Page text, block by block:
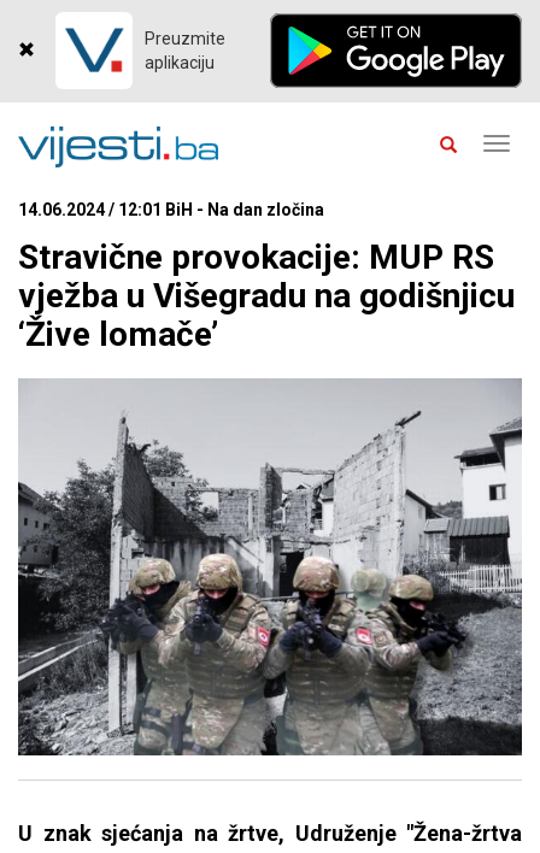
Preuzmite
aplikaciju
14.06.2024 / 12:01 BiH - Na dan zločina
Stravične provokacije: MUP RS
vježba u Višegradu na godišnjicu
‘Žive lomače’
U znak sjećanja na žrtve, Udruženje "Žena-žrtva